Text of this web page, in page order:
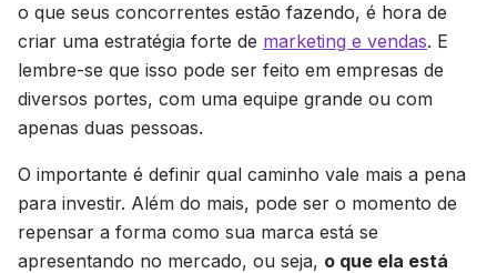
o que seus concorrentes estão fazendo, é hora de
criar uma estratégia forte de marketing e vendas. E
lembre-se que isso pode ser feito em empresas de
diversos portes, com uma equipe grande ou com
apenas duas pessoas.
O importante é definir qual caminho vale mais a pena
para investir. Além do mais, pode ser o momento de
repensar a forma como sua marca está se
apresentando no mercado, ou seja, o que ela está